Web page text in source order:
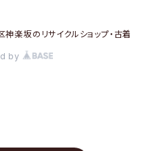
坂のリサイクルショップ・古着
by